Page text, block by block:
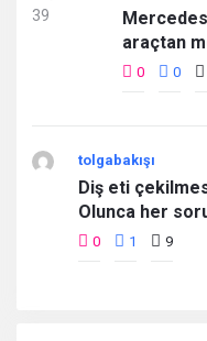
Mercedes
araçtan
0 0
tolgabakışı
Diş eti
Olunca her
0 1 9